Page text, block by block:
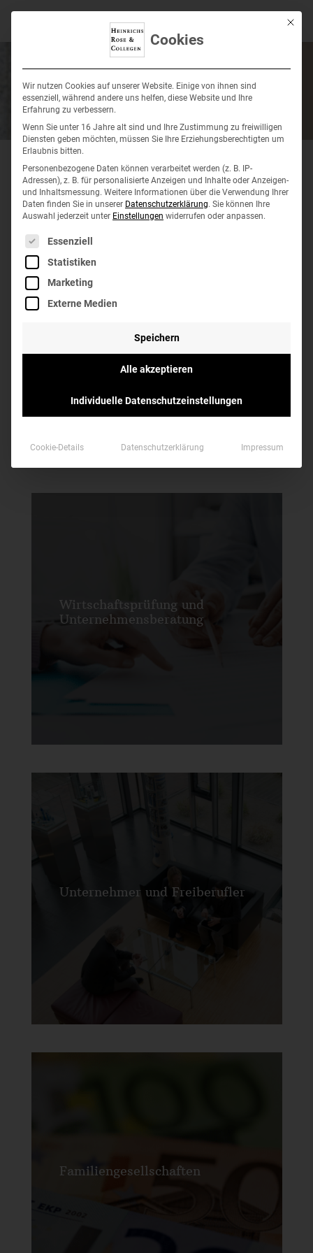
Servicebereich für unsere
Mandanten
Bitte wählen Sie einen Bereich:
Servicebereich Lohn
Wirtschaftsprüfung und
Unternehmensberatung
Unternehmer und Freiberufler
Familiengesellschaften
Mit
Cookies
Wir nutzen Cookies auf unserer Website. Einige von ihnen sind
essenziell, während andere uns helfen, diese Website und Ihre
Erfahrung zu verbessern.
Wenn Sie unter 16 Jahre alt sind und Ihre Zustimmung zu freiwilligen
Diensten geben möchten, müssen Sie Ihre Erziehungsberechtigten um
Erlaubnis bitten.
Personenbezogene Daten können verarbeitet werden (z. B. IP-
Adressen), z. B. für personalisierte Anzeigen und Inhalte oder Anzeigen-
und Inhaltsmessung. Weitere Informationen über die Verwendung Ihrer
Daten finden Sie in unserer Datenschutzerklärung. Sie können Ihre
Auswahl jederzeit unter Einstellungen widerrufen oder anpassen.
Es folgt eine Liste der Service-Gruppen, für die
Essenziell
Statistiken
Marketing
Externe Medien
Speichern
Alle akzeptieren
Individuelle Datenschutzeinstellungen
Cookie-Details Datenschutzerklärung Impressum